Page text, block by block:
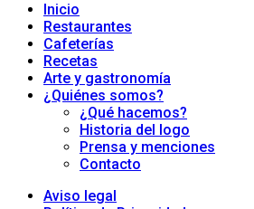
Inicio
Restaurantes
Cafeterías
Recetas
Arte y gastronomía
¿Quiénes somos?
¿Qué hacemos?
Historia del logo
Prensa y menciones
Contacto
Aviso legal